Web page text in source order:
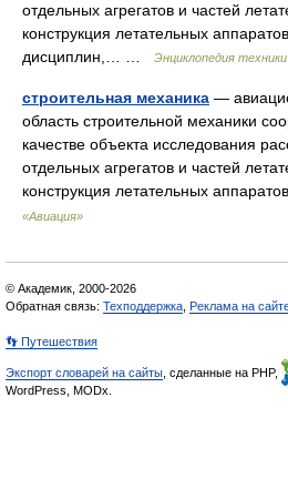
отдельных агрегатов и частей
конструкция летательных
дисциплин,… …
Энциклопедия техники
строительная механика —
область строительной механики
качестве объекта исследования
отдельных агрегатов и частей
конструкция летательных
«Авиация»
© Академик, 2000-2026
Обратная связь: Техподдержка Реклама на
👣 Путешествия
Экспорт словарей на сайты , сделанные на PHP,
WordPress, MODx.